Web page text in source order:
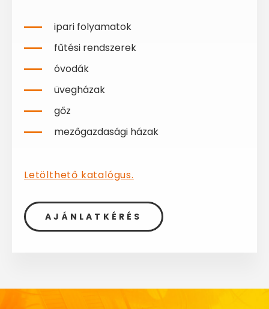
ipari folyamatok
fűtési rendszerek
óvodák
üvegházak
gőz
mezőgazdasági házak
Letölthető katalógus.
AJÁNLATKÉRÉS